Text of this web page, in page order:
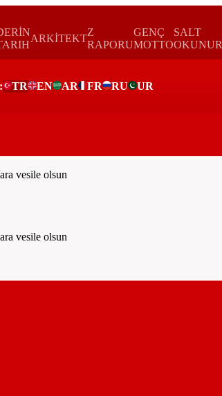
ARKİTEKT
Z
RAPORU
GENÇ
MOTTO
SALT
OKUNUR
TR EN AR FR RU UR
vesile olsun
vesile olsun